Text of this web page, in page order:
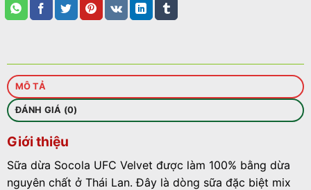
MÔ TẢ
ĐÁNH GIÁ (0)
Giới thiệu
Sữa dừa Socola UFC Velvet được làm 100% bằng dừa
nguyên chất ở Thái Lan. Đây là dòng sữa đặc biệt mix